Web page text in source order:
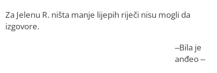
Za Jelenu R. ništa manje lijepih riječi nisu mogli da
izgovore.
–Bila je
anđeo –